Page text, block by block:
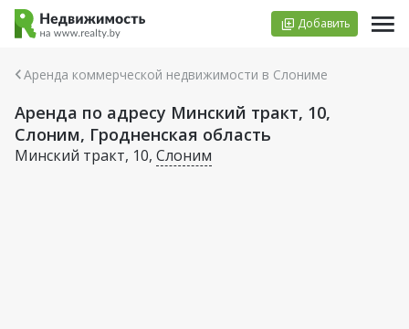
Добавить
Аренда коммерческой недвижимости в Слониме
Аренда по адресу Минский тракт, 10,
Слоним, Гродненская область
Минский тракт, 10, Слоним